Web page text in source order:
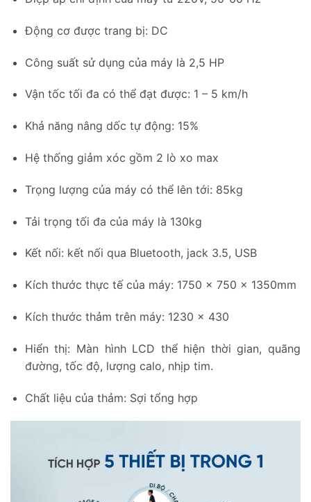
Động cơ được trang bị: DC
Công suất sử dụng của máy là 2,5 HP
Vận tốc tối đa có thể đạt được: 1 – 5 km/h
Khả năng nâng dốc tự động: 15%
Hệ thống giảm xóc gồm 2 lò xo max
Trọng lượng của máy có thể lên tới: 85kg
Tải trọng tối đa của máy là 130kg
Kết nối: kết nối qua Bluetooth, jack 3.5, USB
Kích thước thực tế của máy: 1750 x 750 x 1350mm
Kích thước thảm trên máy: 1230 x 430
Hiển thị: Màn hình LCD thể hiện thời gian, quãng
đường, tốc độ, lượng calo, nhịp tim.
Chất liệu của thảm: Sợi tổng hợp